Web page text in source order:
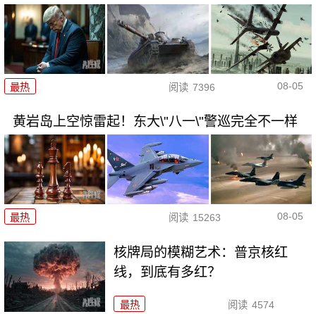
最热 阅读 7396 08-05
黄岩岛上空惊雷起！东大\"八一\"警巡完全不一样
最热 阅读 15263 08-05
核牌局的模糊艺术：普京核红
线，到底有多红？
最热 阅读 4574